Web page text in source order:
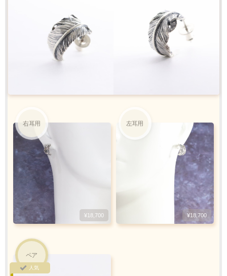
お届けします
ご利用回数
ご利用限度額
1回のお買い物
¥300,000迄
銀行振込
ご注文完了後、メールに記載の指定口座へ
『5日以内』にお振込をお願い致します
右耳用
¥18,700
左耳用
¥18,700
ペア
人気